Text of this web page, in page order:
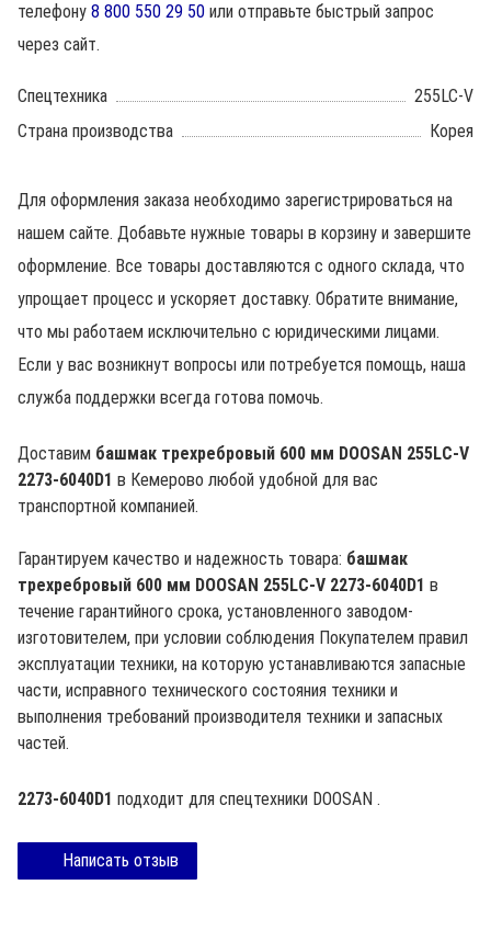
телефону 8 800 550 29 50 или отправьте быстрый запрос
через сайт.
Спецтехника
255LC-V
Страна производства
Корея
Для оформления заказа необходимо зарегистрироваться на
нашем сайте. Добавьте нужные товары в корзину и завершите
оформление. Все товары доставляются с одного склада, что
упрощает процесс и ускоряет доставку. Обратите внимание,
что мы работаем исключительно с юридическими лицами.
Если у вас возникнут вопросы или потребуется помощь, наша
служба поддержки всегда готова помочь.
Доставим башмак трехребровый 600 мм DOOSAN 255LC-V
2273-6040D1 в Кемерово любой удобной для вас
транспортной компанией.
Гарантируем качество и надежность товара: башмак
трехребровый 600 мм DOOSAN 255LC-V 2273-6040D1 в
течение гарантийного срока, установленного заводом-
изготовителем, при условии соблюдения Покупателем правил
эксплуатации техники, на которую устанавливаются запасные
части, исправного технического состояния техники и
выполнения требований производителя техники и запасных
частей.
2273-6040D1 подходит для спецтехники DOOSAN .
Написать отзыв